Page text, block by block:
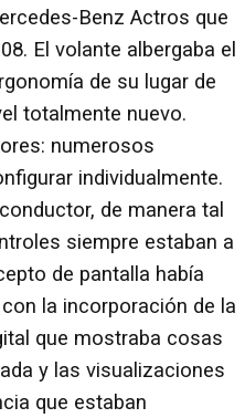
Benz Actros que
El volante albergaba el
de su lugar de
totalmente nuevo.
numerosos
individualmente.
de manera tal
siempre estaban a
de pantalla había
la incorporación de la
que mostraba cosas
y las visualizaciones
que estaban